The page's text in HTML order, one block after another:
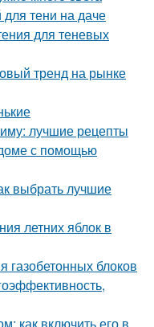
для тени на даче
для теневых
тренд на рынке
лучшие рецепты
с помощью
выбрать лучшие
летних яблок в
газобетонных блоков